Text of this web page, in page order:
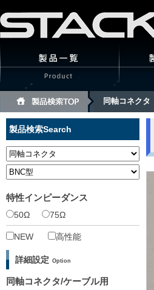
同軸コネクタ
製品検索Search
特性インピーダンス
50Ω 75Ω
NEW 高性能
詳細設定 Option
同軸コネクタ/ケーブル用